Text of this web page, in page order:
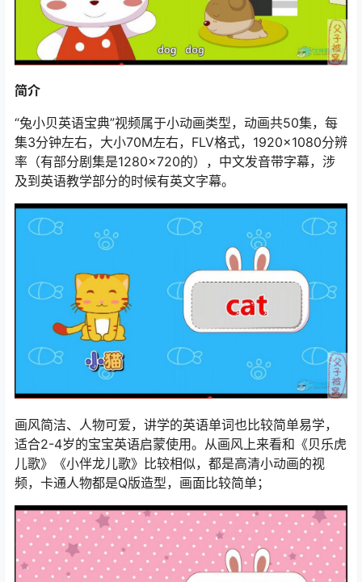
简介
“兔小贝英语宝典”视频属于小动画类型，动画共50集，每
集3分钟左右，大小70M左右，FLV格式，1920×1080分辨
率（有部分剧集是1280×720的），中文发音带字幕，涉
及到英语教学部分的时候有英文字幕。
画风简洁、人物可爱，讲学的英语单词也比较简单易学，
适合2-4岁的宝宝英语启蒙使用。从画风上来看和《贝乐虎
儿歌》《小伴龙儿歌》比较相似，都是高清小动画的视
频，卡通人物都是Q版造型，画面比较简单；